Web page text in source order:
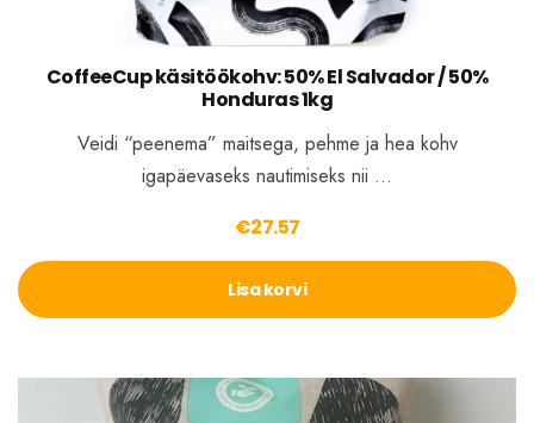
CoffeeCup käsitöökohv: 50% El Salvador / 50%
Honduras 1kg
Veidi “peenema” maitsega, pehme ja hea kohv
igapäevaseks nautimiseks nii …
€27.57
Lisa korvi